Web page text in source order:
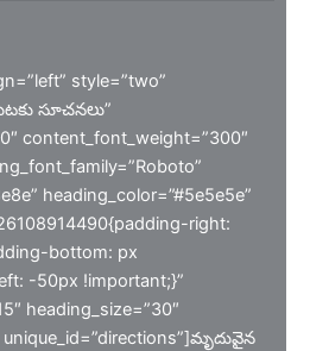
style=”two”
సూచనలు”
content_font_weight=”300″
heading_color=”#5e5e5e”
right:
bottom: px
-50px !important;}”
heading_size=”30″